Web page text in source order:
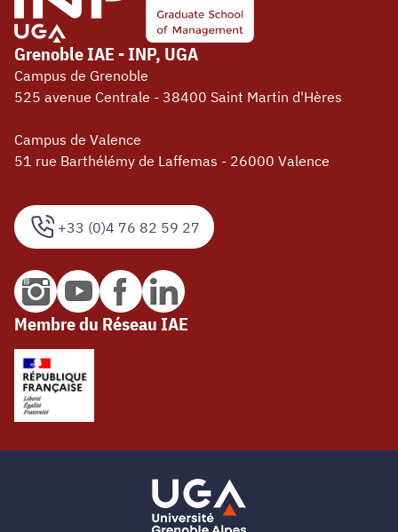
+33 (0)4 76 82 59 27
Grenoble IAE - INP, UGA
Campus de Grenoble
525 avenue Centrale - 38400 Saint Martin d'Hères
Campus de Valence
51 rue Barthélémy de Laffemas - 26000 Valence
Membre du Réseau IAE